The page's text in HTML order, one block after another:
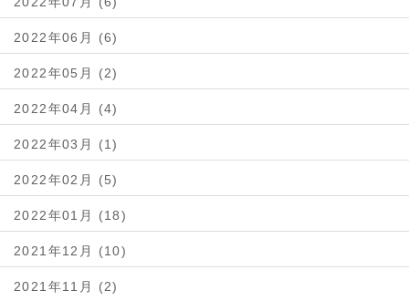
2022年06月 (6)
2022年05月 (2)
2022年04月 (4)
2022年03月 (1)
2022年02月 (5)
2022年01月 (18)
2021年12月 (10)
2021年11月 (2)